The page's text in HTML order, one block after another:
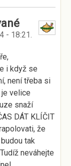
- 18:21.
i když se
není třeba si
velice
snaží
DÁT KLÍČIT
že
tak
neváhejte